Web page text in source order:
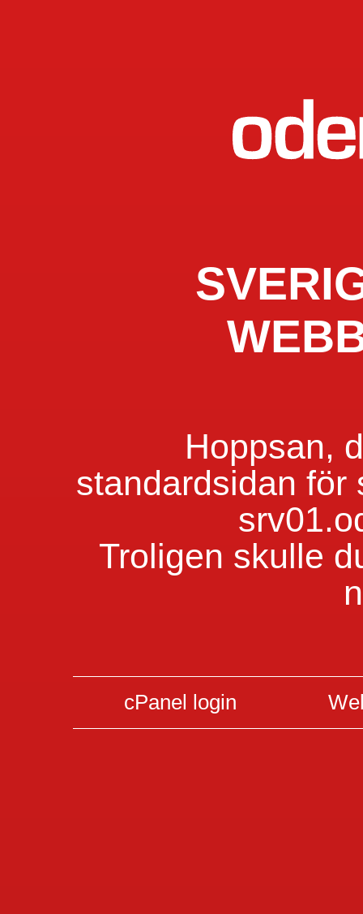
Hoppsan,
standardsidan för
Troligen skulle
cPanel login